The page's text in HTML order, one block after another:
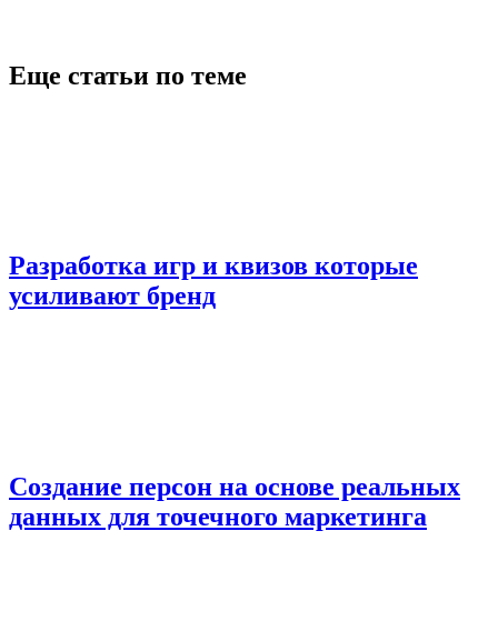
Еще статьи по теме
Разработка игр и квизов которые
усиливают бренд
Создание персон на основе реальных
данных для точечного маркетинга